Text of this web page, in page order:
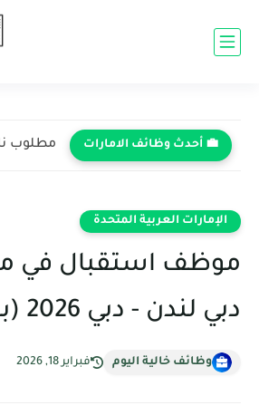
💼 أحدث وظائف الامارات
الإمارات العربية المتحدة
موظف استقبال في
دبي لندن - دبي 2026 (بدون خبرة)
وظائف خالية اليوم فبراير 18, 2026